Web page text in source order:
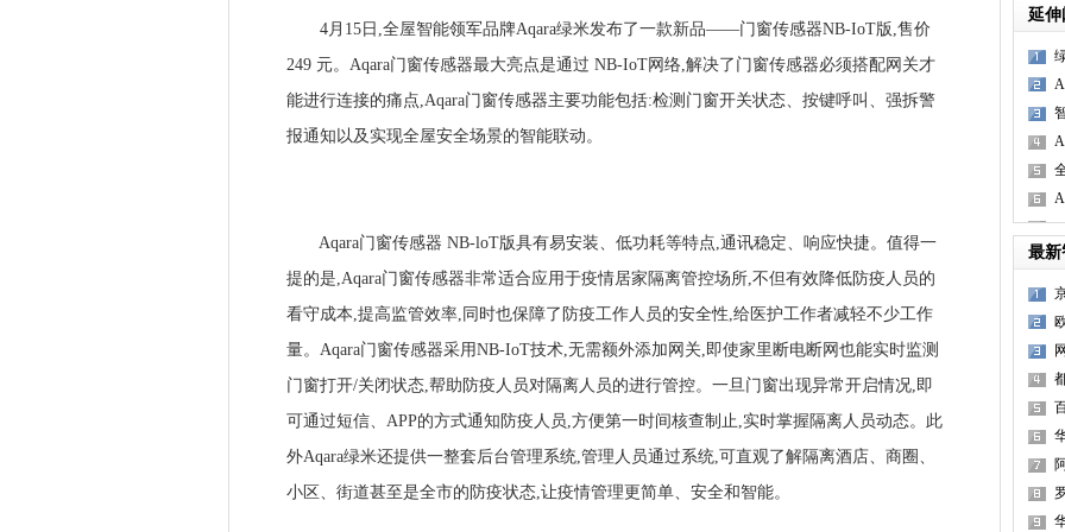
4月15日,全屋智能领军品牌Aqara绿米发布了一款新品——门窗传感器NB-IoT版,售价
249 元。Aqara门窗传感器最大亮点是通过 NB-IoT网络,解决了门窗传感器必须搭配网关才
能进行连接的痛点,Aqara门窗传感器主要功能包括:检测门窗开关状态、按键呼叫、强拆警
报通知以及实现全屋安全场景的智能联动。
Aqara门窗传感器 NB-loT版具有易安装、低功耗等特点,通讯稳定、响应快捷。值得一
提的是,Aqara门窗传感器非常适合应用于疫情居家隔离管控场所,不但有效降低防疫人员的
看守成本,提高监管效率,同时也保障了防疫工作人员的安全性,给医护工作者减轻不少工作
量。Aqara门窗传感器采用NB-IoT技术,无需额外添加网关,即使家里断电断网也能实时监测
门窗打开/关闭状态,帮助防疫人员对隔离人员的进行管控。一旦门窗出现异常开启情况,即
可通过短信、APP的方式通知防疫人员,方便第一时间核查制止,实时掌握隔离人员动态。此
外Aqara绿米还提供一整套后台管理系统,管理人员通过系统,可直观了解隔离酒店、商圈、
小区、街道甚至是全市的防疫状态,让疫情管理更简单、安全和智能。
延伸
最新